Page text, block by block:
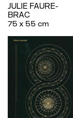
JULIE FAURE-
BRAC
75 x 55 cm